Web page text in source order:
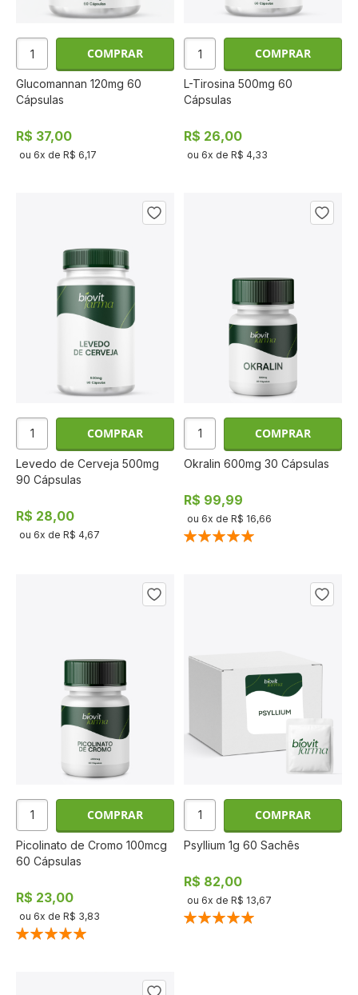
COMPRAR
Glucomannan 120mg 60
Cápsulas
R$ 37,00
ou 6x de R$ 6,17
COMPRAR
L-Tirosina 500mg 60
Cápsulas
R$ 26,00
ou 6x deR$ 4,33
COMPRAR
Levedo de Cerveja 500mg
90 Cápsulas
R$ 28,00
ou 6x de R$ 4,67
COMPRAR
Okralin 600mg 30 Cápsulas
R$ 99,99
ou 6x deR$ 16,66
Classificação:
COMPRAR
Picolinato de Cromo 100mcg
60 Cápsulas
R$ 23,00
ou 6x de R$ 3,83
Classificação:
COMPRAR
Psyllium 1g 60 Sachês
R$ 82,00
ou 6x deR$ 13,67
Classificação: